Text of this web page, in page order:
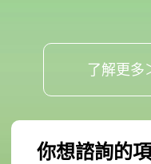
了解更多
你想諮詢的